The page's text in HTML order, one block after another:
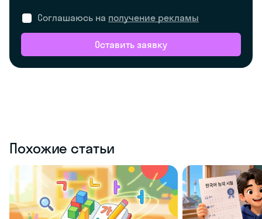
Соглашаюсь на получение рекламы
Оставить заявку
Похожие статьи